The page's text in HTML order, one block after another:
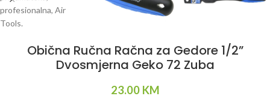
Obična Ručna Račna za Gedore 1/2”
Dvosmjerna Geko 72 Zuba
23.00 KM